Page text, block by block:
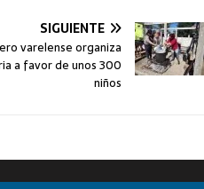
SIGUIENTE
varelense organiza
a favor de unos 300
niños